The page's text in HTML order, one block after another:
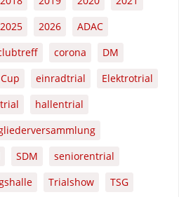
2025 2026
ADAC
corona
DM
einradtrial
Elektrotrial
hallentrial
SDM
seniorentrial
Trialshow
TSG